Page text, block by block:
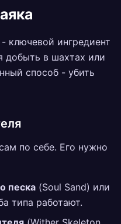
ключевой ингредиент
добыть в шахтах или
способ - убить
по себе. Его нужно
песка (Soul Sand) или
типа работают.